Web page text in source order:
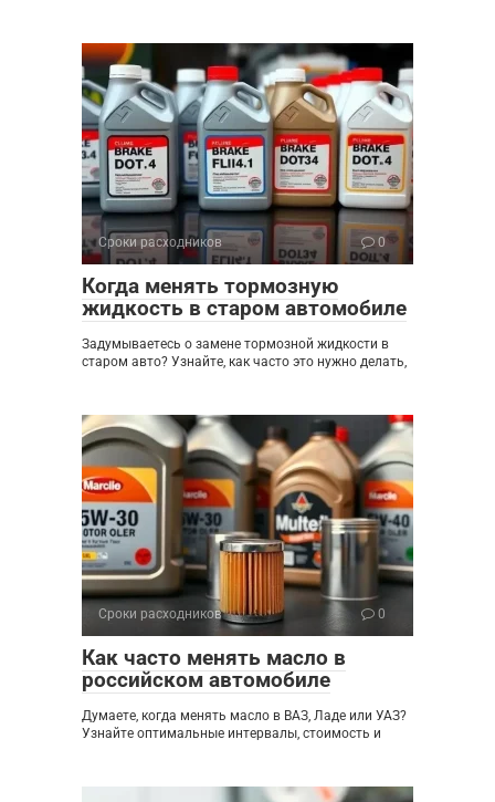
Сроки расходников 0
Когда менять тормозную
жидкость в старом автомобиле
Задумываетесь о замене тормозной жидкости в
старом авто? Узнайте, как часто это нужно делать,
Сроки расходников 0
Как часто менять масло в
российском автомобиле
Думаете, когда менять масло в ВАЗ, Ладе или УАЗ?
Узнайте оптимальные интервалы, стоимость и